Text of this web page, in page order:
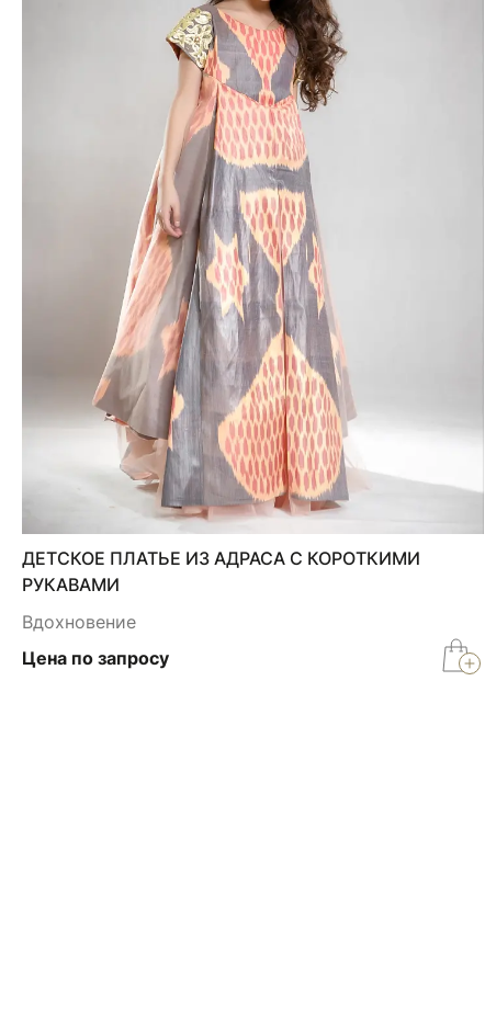
ДЕТСКОЕ ПЛАТЬЕ ИЗ АДРАСА С КОРОТКИМИ
РУКАВАМИ
Вдохновение
Цена по запросу